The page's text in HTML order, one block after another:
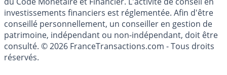
investissement au sens des articles L. 321-1 et D. 321-1
du Code Monétaire et Financier. L'activité de conseil en
investissements financiers est réglementée. Afin d'être
conseillé personnellement, un conseiller en gestion de
patrimoine, indépendant ou non-indépendant, doit être